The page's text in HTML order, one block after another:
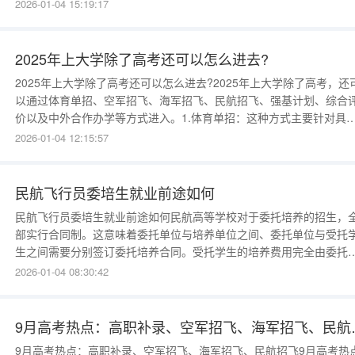
2026-01-04 15:19:17
2025年上大学除了高考还可以怎么进去?
2025年上大学除了高考还可以怎么进去?2025年上大学除了高考，还
以通过体育单招、空军招飞、海军招飞、民航招飞、强基计划、综合
价以及中外合作办学等方式进入。1.体育单招：这种方式主要针对具
体育特长的考生。考生需符合普通高等学校招生考试报名条件，并具备
2026-01-04 12:15:57
民航飞行员委培生就业前途如何
民航飞行员委培生就业前途如何民航高等学校对于委托培养的招生，
部实行合同制。这意味着委托单位与培养单位之间、委托单位与受托
生之间需要分别签订委托培养合同。受托学生的培养费用完全由委托
位承担，毕业后他们必须回到委托单位工作。受托生在学习期间及毕业
培养的经费完全由
2026-01-04 08:30:42
9月高考热
9月高考热点：高职补录、空军招飞、海军招飞、民航招飞9月高考热